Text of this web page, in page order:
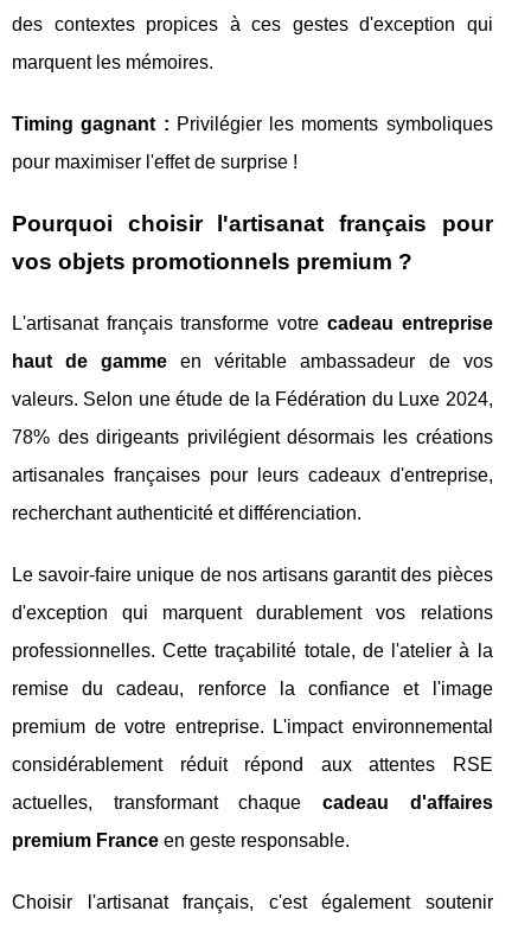
des contextes propices à ces gestes d'exception qui
marquent les mémoires.
Timing gagnant : Privilégier les moments symboliques
pour maximiser l'effet de surprise !
Pourquoi choisir l'artisanat français pour
vos objets promotionnels premium ?
L'artisanat français transforme votre cadeau entreprise
haut de gamme en véritable ambassadeur de vos
valeurs. Selon une étude de la Fédération du Luxe 2024,
78% des dirigeants privilégient désormais les créations
artisanales françaises pour leurs cadeaux d'entreprise,
recherchant authenticité et différenciation.
Le savoir-faire unique de nos artisans garantit des pièces
d'exception qui marquent durablement vos relations
professionnelles. Cette traçabilité totale, de l'atelier à la
remise du cadeau, renforce la confiance et l'image
premium de votre entreprise. L'impact environnemental
considérablement réduit répond aux attentes RSE
actuelles, transformant chaque cadeau d'affaires
premium France en geste responsable.
Choisir l'artisanat français, c'est également soutenir